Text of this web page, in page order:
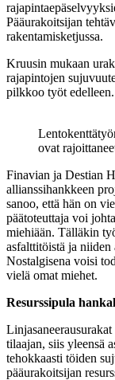
Pääurakoitsijan
rakentamisketjussa.
Kruusin mukaan
rajapintojen
pilkkoo työt edelleen.
ovat
Finavian ja Destian
allianssihankkeen
sanoo, että hän on
päätoteuttaja voi
miehiään. Tälläkin
asfalttitöistä ja
Nostalgisena voisi
vielä omat miehet.
Resurssipula
tilaajan, siis yleensä
tehokkaasti töiden
pääurakoitsijan